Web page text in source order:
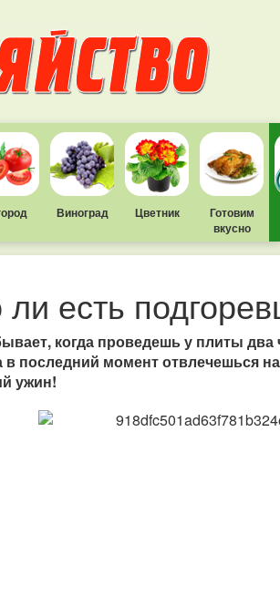
Виноград Цветник
Готовим
вкусно
есть
когда проведешь у плиты два
в последний момент отвлечешься
ужин!